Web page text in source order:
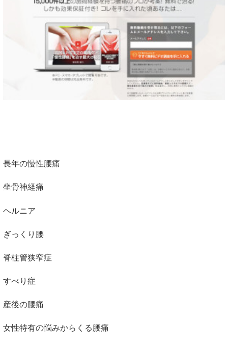
長年の慢性腰痛
坐骨神経痛
ヘルニア
ぎっくり腰
脊柱管狭窄症
すべり症
産後の腰痛
女性特有の悩みからくる腰痛